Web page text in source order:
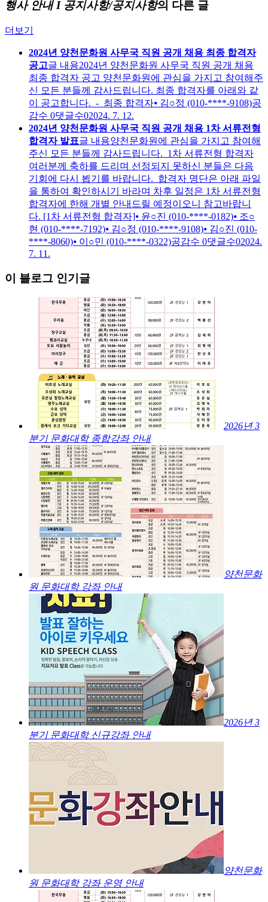
행사 안내 Ι 공지사항/공지사항의 다른 글
더보기
2024년 양천문화원 사무국 직원 공개 채용 최종 합격자
공고글 내용2024년 양천문화원 사무국 직원 공개 채용
최종 합격자 공고 양천문화원에 관심을 가지고 참여해주
신 모든 분들께 감사드립니다. 최종 합격자를 아래와 같
이 공고합니다. - 최종 합격자⦁ 김○정 (010-****-9108)공
감수 0댓글수02024. 7. 12.
2024년 양천문화원 사무국 직원 공개 채용 1차 서류전형
합격자 발표글 내용양천문화원에 관심을 가지고 참여해
주신 모든 분들께 감사드립니다. 1차 서류전형 합격자
여러분께 축하를 드리며 선정되지 못하신 분들은 다음
기회에 다시 뵙기를 바랍니다. 합격자 명단은 아래 파일
을 통하여 확인하시기 바라며 차후 일정은 1차 서류전형
합격자에 한해 개별 안내드릴 예정이오니 참고바랍니
다. [1차 서류전형 합격자]⦁ 윤○진 (010-****-0182)⦁ 조○
현 (010-****-7192)⦁ 김○정 (010-****-9108)⦁ 김○진 (010-
****-8060)⦁ 이○민 (010-****-0322)공감수 0댓글수02024.
7. 11.
이 블로그 인기글
2026년 3
분기 문화대학 종합강좌 안내
양천문화
원 문화대학 강좌 안내
2026년 3
분기 문화대학 신규강좌 안내
양천문화
원 문화대학 강좌 운영 안내